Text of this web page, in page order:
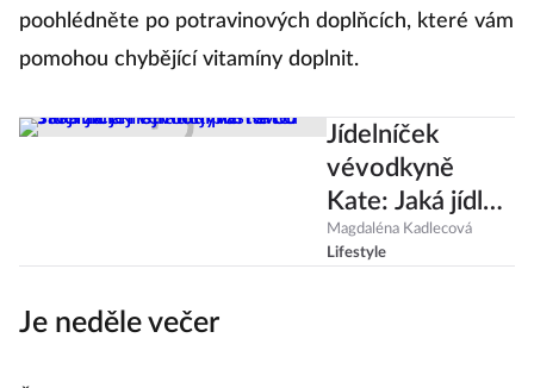
poohlédněte po potravinových doplňcích, které vám
pomohou chybějící vitamíny doplnit.
Jídelníček
vévodkyně
Kate: Jaká jídla
nejraději vaří a
co stojí za její
Magdaléna Kadlecová
Lifestyle
Je neděle večer